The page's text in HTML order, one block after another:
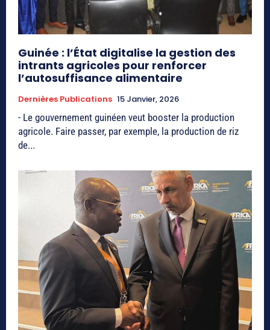
Guinée : l’État digitalise la gestion des
intrants agricoles pour renforcer
l’autosuffisance alimentaire
Dernières Publications 15 Janvier, 2026
- Le gouvernement guinéen veut booster la production
agricole. Faire passer, par exemple, la production de riz
de...